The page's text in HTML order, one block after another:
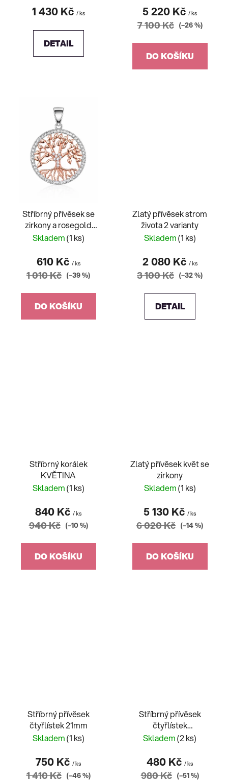
1 430 Kč / ks
DETAIL
5 220 Kč / ks
7 100 Kč (–26 %)
DO KOŠÍKU
Stříbrný přívěsek se
zirkony a rosegold
stromem života
Skladem(1 ks)
610 Kč / ks
1 010 Kč (–39 %)
DO KOŠÍKU
Zlatý přívěsek strom
života 2 varianty
Skladem(1 ks)
2 080 Kč / ks
3 100 Kč (–32 %)
DETAIL
Stříbrný korálek
KVĚTINA
Skladem(1 ks)
840 Kč / ks
940 Kč (–10 %)
DO KOŠÍKU
Zlatý přívěsek květ se
zirkony
Skladem(1 ks)
5 130 Kč / ks
6 020 Kč (–14 %)
DO KOŠÍKU
Stříbrný přívěsek
čtyřlístek 21mm
Skladem(1 ks)
750 Kč / ks
1 410 Kč (–46 %)
Stříbrný přívěsek
čtyřlístek
celokamenový
Skladem(2 ks)
480 Kč / ks
980 Kč (–51 %)